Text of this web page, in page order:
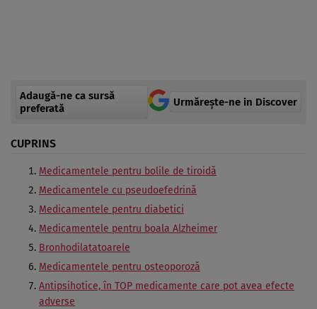
Adaugă-ne ca sursă
preferată
Urmărește-ne in Discover
CUPRINS
Medicamentele pentru bolile de tiroidă
Medicamentele cu pseudoefedrină
Medicamentele pentru diabetici
Medicamentele pentru boala Alzheimer
Bronhodilatatoarele
Medicamentele pentru osteoporoză
Antipsihotice, în TOP medicamente care pot avea efecte
adverse